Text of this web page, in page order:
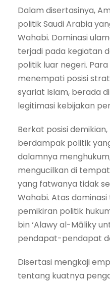
Dalam disertasinya,
politik Saudi Arabia
Wahabi. Dominasi
terjadi pada kegiatan
politik luar negeri.
menempati posisi
syariat Islam, berada
legitimasi kebijakan
Berkat posisi
berdampak politik
dalamnya
mengucilkan di
yang fatwanya tidak
Wahabi. Atas
pemikiran politik
bin ‘Alawy al-Māliky
pendapat-pendapat
Disertasi mengkaji
tentang kuatnya